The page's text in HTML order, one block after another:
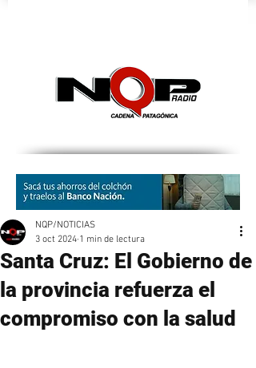
Santa Cruz: El Gobierno de
la provincia refuerza el
compromiso con la salud
NQP/NOTICIAS
3 oct 2024 1 min de lectura